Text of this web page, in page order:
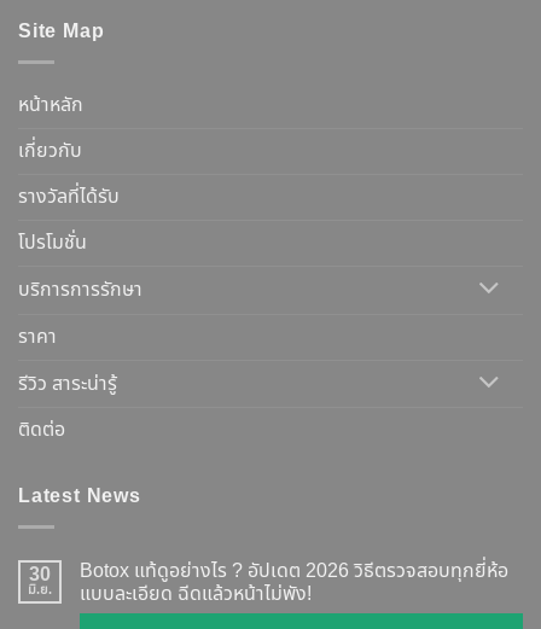
Site Map
หน้าหลัก
เกี่ยวกับ
รางวัลที่ได้รับ
โปรโมชั่น
บริการการรักษา
ราคา
รีวิว สาระน่ารู้
ติดต่อ
Latest News
30
มิ.ย.
Botox แท้ดูอย่างไร ? อัปเดต 2026 วิธีตรวจสอบทุกยี่ห้อ
แบบละเอียด ฉีดแล้วหน้าไม่พัง!